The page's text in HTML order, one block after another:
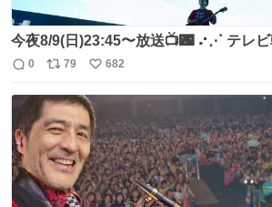
今夜8/9(日)23:45〜放送📺🌃 ⠔⋰ テレビ朝日「EIGHT-
JAM」 マカロニえんぴつも出演した
お届け✏️ お楽しみに💫 @EIGHTJAMtvasahi
https://t.co/crTZ6eqQ0Q
返
信
数
0
リ
ポ
ス
ト
数
79
い
い
ね
数
682